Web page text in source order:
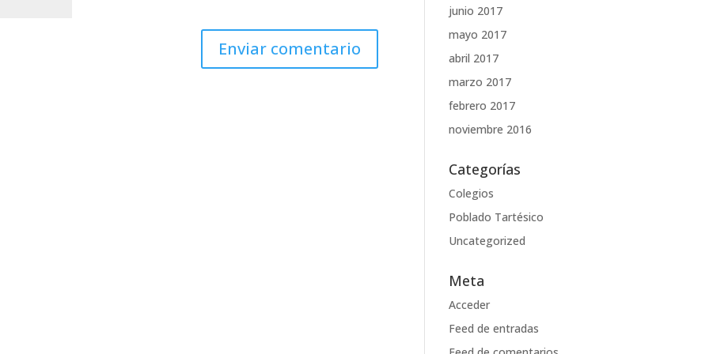
junio 2017
mayo 2017
abril 2017
marzo 2017
febrero 2017
noviembre 2016
Categorías
Colegios
Poblado Tartésico
Uncategorized
Meta
Acceder
Feed de entradas